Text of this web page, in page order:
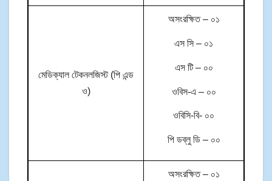
মেডিক্যাল টেকনলজিস্ট (পি এন্ড
ও)
অসংরক্ষিত – ০১
এস সি – ০১
এস টি – ০০
ওবিস-এ – ০০
ওবিসি-বি- ০০
পি ডব্লু ডি – ০০
অসংরক্ষিত – ০১